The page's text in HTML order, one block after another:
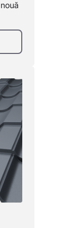
g/m2)